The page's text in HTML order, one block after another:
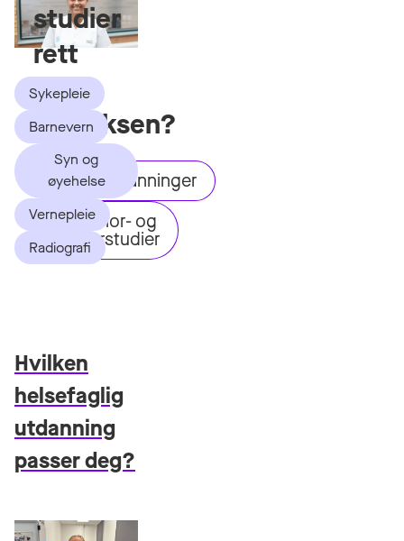
studier
rett
i
innboksen?
Videreutdanninger
Bachelor- og
masterstudier
Sykepleie
Barnevern
Syn og
øyehelse
Vernepleie
Radiografi
Hvilken
helsefaglig
utdanning
passer deg?